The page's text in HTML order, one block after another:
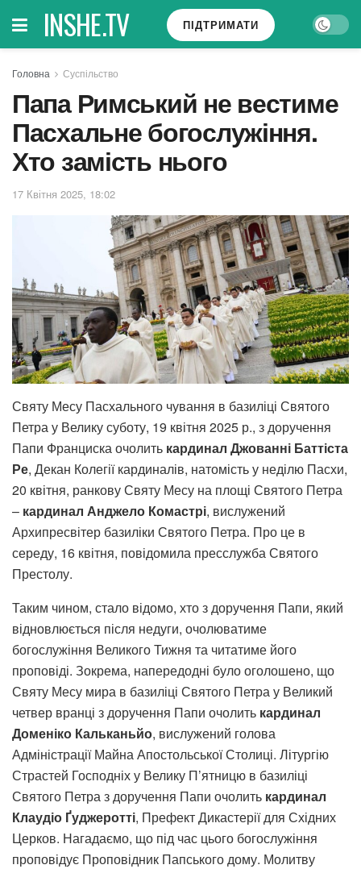
INSHE.TV ПІДТРИМАТИ
Головна Суспільство
Папа Римський не вестиме
Пасхальне богослужіння.
Хто замість нього
17 Квітня 2025, 18:02
Святу Месу Пасхального чування в базиліці Святого
Петра у Велику суботу, 19 квітня 2025 р., з доручення
Папи Франциска очолить кардинал Джованні Баттіста
Ре, Декан Колегії кардиналів, натомість у неділю Пасхи,
20 квітня, ранкову Святу Месу на площі Святого Петра
– кардинал Анджело Комастрі, вислужений
Архипресвітер базиліки Святого Петра. Про це в
середу, 16 квітня, повідомила пресслужба Святого
Престолу.
Таким чином, стало відомо, хто з доручення Папи, який
відновлюється після недуги, очолюватиме
богослужіння Великого Тижня та читатиме його
проповіді. Зокрема, напередодні було оголошено, що
Святу Месу мира в базиліці Святого Петра у Великий
четвер вранці з доручення Папи очолить кардинал
Доменіко Кальканьйо, вислужений голова
Адміністрації Майна Апостольської Столиці. Літургію
Страстей Господніх у Велику П’ятницю в базиліці
Святого Петра з доручення Папи очолить кардинал
Клаудіо Ґуджеротті, Префект Дикастерії для Східних
Церков. Нагадаємо, що під час цього богослужіння
проповідує Проповідник Папського дому. Молитву